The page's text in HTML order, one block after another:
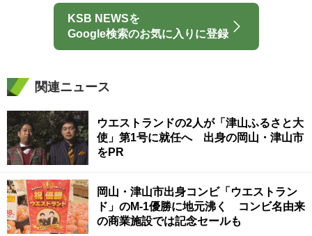
KSB NEWSを
Google検索のお気に入りに登録
関連ニュース
ウエストランドの2人が「津山ふるさと大
使」第1号に就任へ 出身の岡山・津山市
をPR
岡山・津山市出身コンビ「ウエストラン
ド」のM-1優勝に地元沸く コンビ名由来
の商業施設では記念セールも